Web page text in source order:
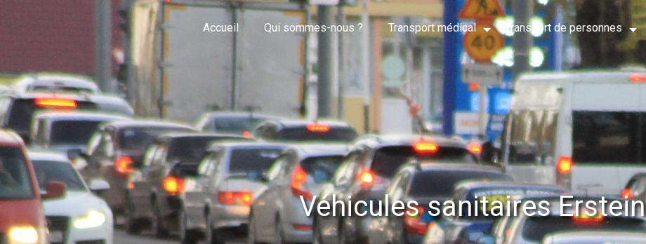
Accueil Qui sommes-nous ? Transport médical Transport de personnes
Véhicules sanitaires Erstein
Panneau de gestion des cookies